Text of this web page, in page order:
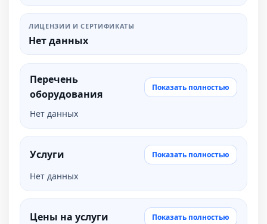
ЛИЦЕНЗИИ И СЕРТИФИКАТЫ
Нет данных
Перечень
оборудования
Показать полностью
Нет данных
Услуги Показать полностью
Нет данных
Цены на услуги Показать полностью